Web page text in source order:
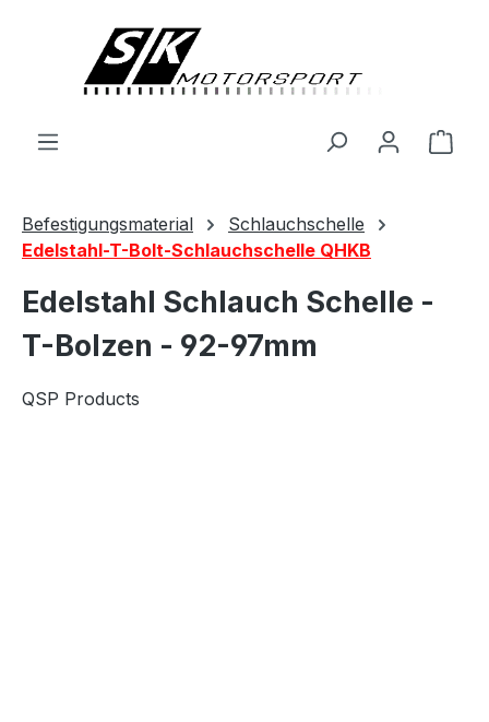
Befestigungsmaterial
Schlauchschelle
Edelstahl-T-Bolt-Schlauchschelle QHKB
Edelstahl Schlauch Schelle -
T-Bolzen - 92-97mm
QSP Products